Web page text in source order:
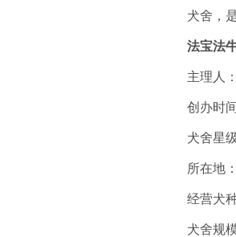
犬舍，
法宝法
主理人
创办时
犬舍星
所在地
经营犬
犬舍规